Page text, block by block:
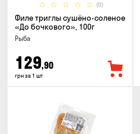
(0)
Филе триглы сушёно-соленое
«До бочкового», 100г
Рыба
129,90
грн за 1 шт